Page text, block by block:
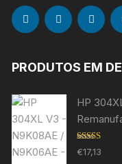
PRODUTOS EM
HP
Avaliação
5.00 de 5
€17,13